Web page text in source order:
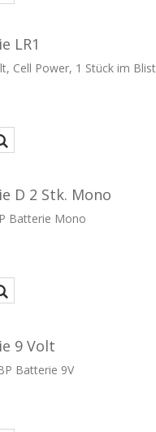
LR1
Cell Power, 1 Stück im
D 2 Stk. Mono
Batterie Mono
9 Volt
Batterie 9V